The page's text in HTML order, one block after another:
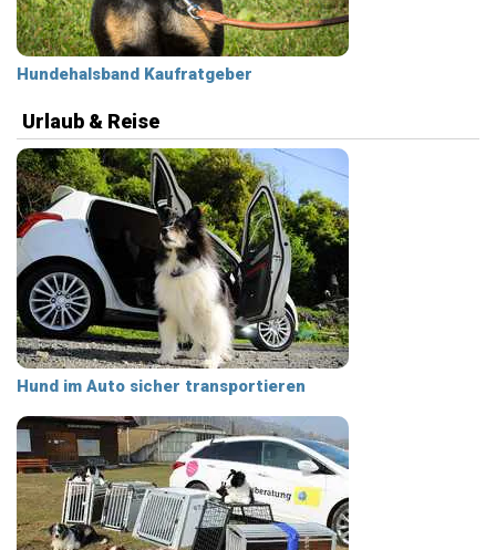
Hundehalsband Kaufratgeber
Urlaub & Reise
Hund im Auto sicher transportieren